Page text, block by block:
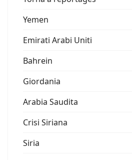
Yemen
Emirati Arabi Uniti
Bahrein
Giordania
Arabia Saudita
Crisi Siriana
Siria